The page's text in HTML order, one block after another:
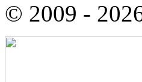
© 2009 -